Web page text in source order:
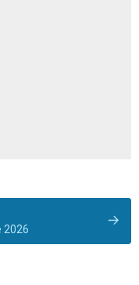
2026